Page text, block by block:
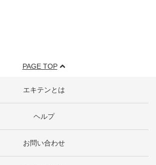
PAGE TOP
エキテンとは
ヘルプ
お問い合わせ